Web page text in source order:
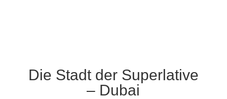
Die Stadt der Superlative
– Dubai